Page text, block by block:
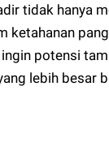
tidak hanya
ketahanan
potensi
lebih besar